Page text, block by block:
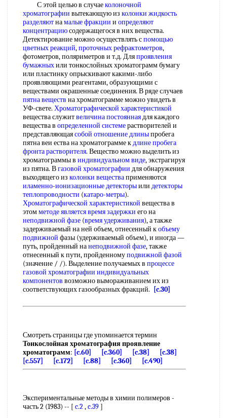
С этой целью в случаеколоночной
хроматографии вытекающую из колонки жидкость
разделяютнамалые фракции и определяют
концентрациюсодержащегося в них вещества.
Детектирование можно осуществлять спомощью
цветных реакций,проточных рефрактометров,
фотометров, поляриметров и т.д. Дляпроявления
бумажныхили тонкослойных хроматограмм бумагу
или пластинку опрыскивают какими-либо
проявляющими реагентами, образующими с
веществами окрашенные соединения. В ряде случаев
пятна веществ на хроматограмме можно увидеть в
УФ-свете. Хроматографической характеристикой
вещества служитвеличина постояннаядля каждого
вещества в определенной системерастворителей и
представляющаясобой отношение длиныпробега
пятна веи ества на хроматограмме кдлине пробега
фронта растворителя. Вещество можно выделить из
хроматограммы в индивидуальном виде, экстрагируя
из пятна. Вгазовой хроматографии для обнаружения
выходящего из колонки веществаприменяются
иламенно-ионизационные детекторыили детекторы
теплопроводности (катаро-метры).
Хроматографической характеристикой вещества в
этомметоде являетсявремя задержки его на
неподвижной фазе (время удерживания), а также
задерживаемый на ней объем, отнесенный кобъему
подвижной фазы (удерживаемый объем), и иногда —
путь, пройденный нанеподвижной фазе, также
отнесенный к пути, пройденномуподвижной фазой
(значение / /). Выделение получаемых в процессе
газовой хроматографии индивидуальных
компонентов возможно вымораживанием их из
соответствующих газообразных фракций.
[c.30]
Смотреть страницы где упоминается термин
Тонкослойная хроматография проявление
хроматограмм: [c.60] [c.360] [c.38]
[c.38]
[c.557]
[c.172] [c.88] [c.360] [c.490]
Экспериментальные методы в химии полимеров -
часть 2 (1983) -- [ c.2,c.39]